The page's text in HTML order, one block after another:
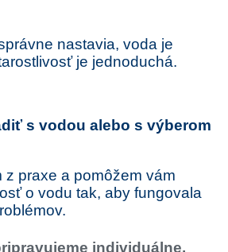
nastavia, voda je
je jednoduchá.
s vodou alebo s výberom
z praxe a pomôžem vám
o vodu tak, aby fungovala
individuálne.